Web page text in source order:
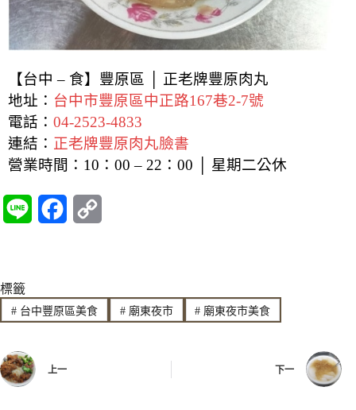
【台中 – 食】豐原區 │ 正老牌豐原肉丸
地址： 台中市豐原區中正路167巷2-7號
電話： 04-2523-4833
連結： 正老牌豐原肉丸臉書
營業時間： 10：00 – 22：00 │ 星期二公休
e e
b
y
L
標籤
#台中豐原區美食 #廟東夜市 # 廟東夜市美食
上一 下一